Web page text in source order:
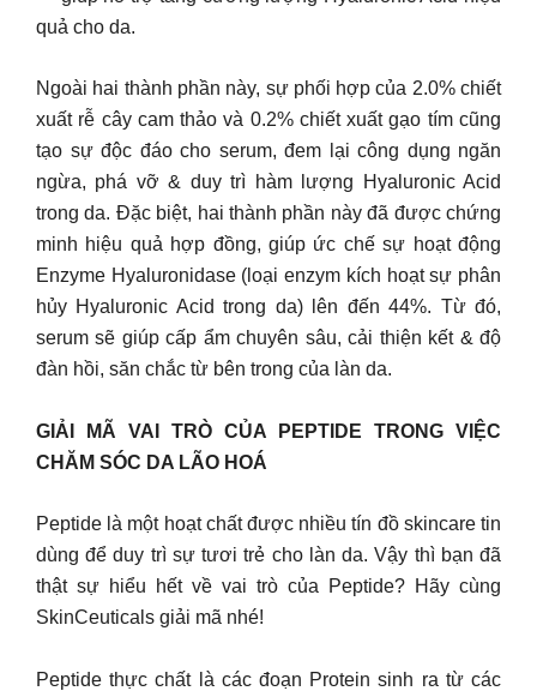
quả cho da.
Ngoài hai thành phần này, sự phối hợp của 2.0% chiết
xuất rễ cây cam thảo và 0.2% chiết xuất gạo tím cũng
tạo sự độc đáo cho serum, đem lại công dụng ngăn
ngừa, phá vỡ & duy trì hàm lượng Hyaluronic Acid
trong da. Đặc biệt, hai thành phần này đã được chứng
minh hiệu quả hợp đồng, giúp ức chế sự hoạt động
Enzyme Hyaluronidase (loại enzym kích hoạt sự phân
hủy Hyaluronic Acid trong da) lên đến 44%. Từ đó,
serum sẽ giúp cấp ẩm chuyên sâu, cải thiện kết & độ
đàn hồi, săn chắc từ bên trong của làn da.
GIẢI MÃ VAI TRÒ CỦA PEPTIDE TRONG VIỆC
CHĂM SÓC DA LÃO HOÁ
Peptide là một hoạt chất được nhiều tín đồ skincare tin
dùng để duy trì sự tươi trẻ cho làn da. Vậy thì bạn đã
thật sự hiểu hết về vai trò của Peptide? Hãy cùng
SkinCeuticals giải mã nhé!
Peptide thực chất là các đoạn Protein sinh ra từ các